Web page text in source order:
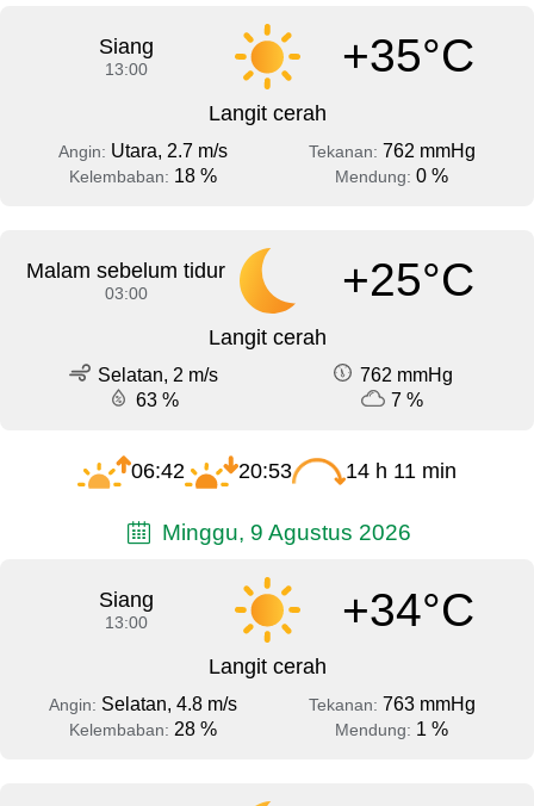
Siang
13:00 +35°C
Langit cerah
Angin: Utara, 2.7 m/s Tekanan: 762 mmHg
Kelembaban: 18 % Mendung: 0 %
Malam sebelum tidur
03:00 +25°C
Langit cerah
Selatan, 2 m/s
762 mmHg
63 %
7 %
06:42 20:53 14 h 11 min
Minggu, 9 Agustus 2026
Siang
13:00 +34°C
Langit cerah
Angin: Selatan, 4.8 m/s Tekanan: 763 mmHg
Kelembaban: 28 % Mendung: 1 %